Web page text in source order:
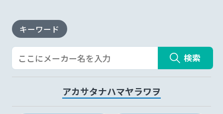
キーワード
検索
アカサタナハマヤラワヲ